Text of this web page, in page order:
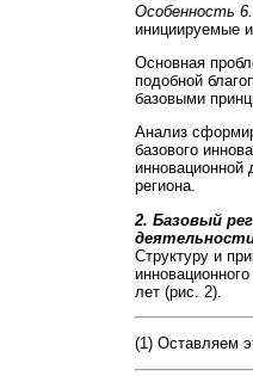
Особенность 6.
инициируемые
Основная
подобной
базовыми
Анализ
базового
инновационной
региона.
2. Базовый
Структуру и
лет (рис. 2).
(1) Оставляем